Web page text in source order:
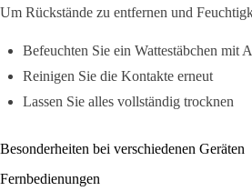
Um Rückstände zu entfernen und
Befeuchten Sie ein Wattestäbchen mit
Reinigen Sie die Kontakte erneut
Lassen Sie alles vollständig trocknen
Besonderheiten bei verschiedenen Geräten
Fernbedienungen